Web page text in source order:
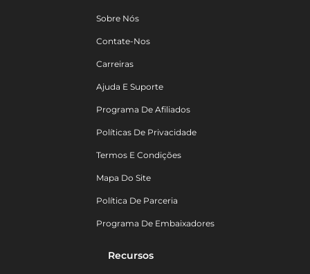
Sobre Nós
Contate-Nos
Carreiras
Ajuda E Suporte
Programa De Afiliados
Políticas De Privacidade
Termos E Condições
Mapa Do Site
Política De Parceria
Programa De Embaixadores
Recursos